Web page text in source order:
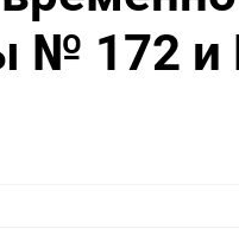
№ 172 и